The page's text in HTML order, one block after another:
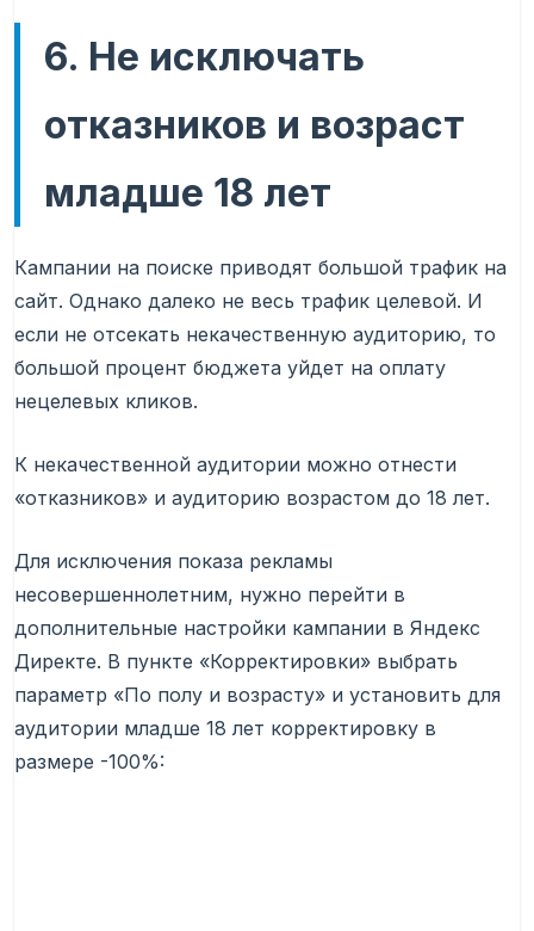
6. Не исключать
отказников и возраст
младше 18 лет
Кампании на поиске приводят большой трафик на
сайт. Однако далеко не весь трафик целевой. И
если не отсекать некачественную аудиторию, то
большой процент бюджета уйдет на оплату
нецелевых кликов.
К некачественной аудитории можно отнести
«отказников» и аудиторию возрастом до 18 лет.
Для исключения показа рекламы
несовершеннолетним, нужно перейти в
дополнительные настройки кампании в Яндекс
Директе. В пункте «Корректировки» выбрать
параметр «По полу и возрасту» и установить для
аудитории младше 18 лет корректировку в
размере -100%: